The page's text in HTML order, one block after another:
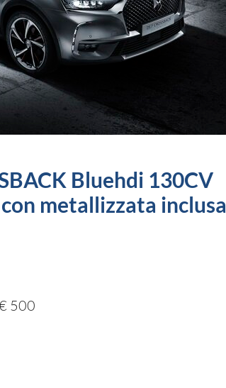
Bluehdi 130CV
metallizzata inclusa
500